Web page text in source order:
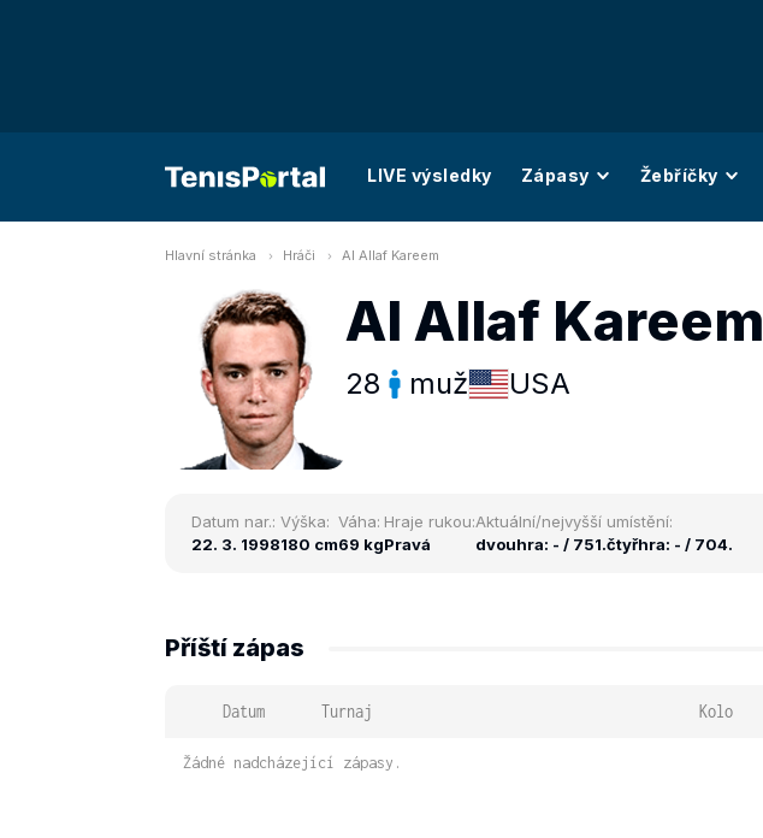
LIVE výsledky Zápasy Žebříčky
Hlavní stránka Hráči Al Allaf Kareem
Al Allaf Kareem
28 muž USA
Datum nar.:
22. 3. 1998
Výška:
180 cm
Váha:
69 kg
Hraje rukou:
Pravá
Aktuální/nejvyšší umístění:
dvouhra: - / 751.čtyřhra: - / 704.
Příští zápas
Datum Turnaj Kolo
Žádné nadcházející zápasy.